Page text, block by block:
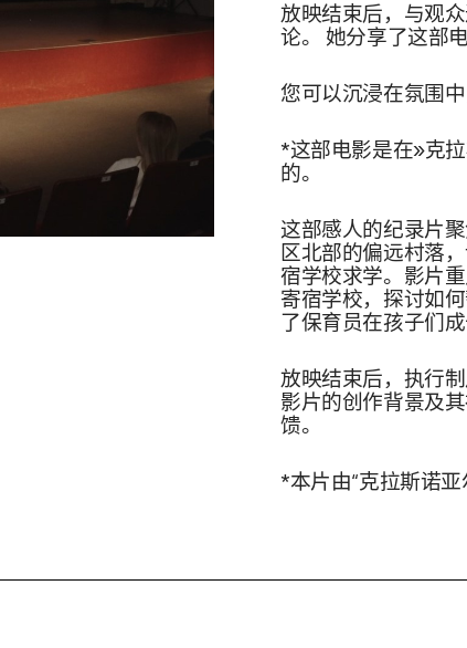
放映结束后，与观
论。 她分享了这部
您可以沉浸在氛围
*这部电影是在»克
的。
这部感人的纪录片
区北部的偏远村落
宿学校求学。影片
寄宿学校，探讨如
了保育员在孩子们
放映结束后，执行
影片的创作背景及
馈。
*本片由“克拉斯诺